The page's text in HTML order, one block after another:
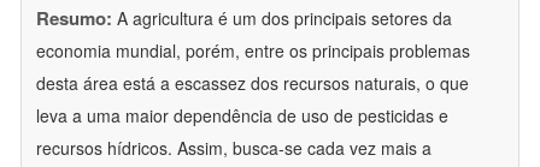
Resumo: A agricultura é um dos principais setores da
economia mundial, porém, entre os principais problemas
desta área está a escassez dos recursos naturais, o que
leva a uma maior dependência de uso de pesticidas e
recursos hídricos. Assim, busca-se cada vez mais a